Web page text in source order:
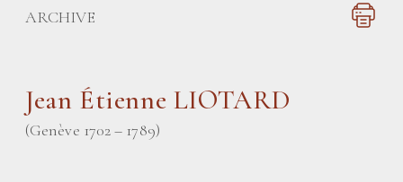
ARCHIVE
Jean Étienne LIOTARD
(Genève 1702 – 1789)